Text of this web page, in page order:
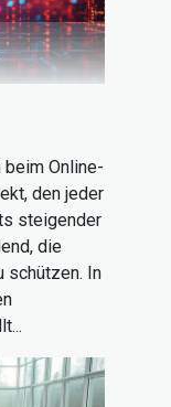
beim Online-
den jeder
steigender
die
schützen. In